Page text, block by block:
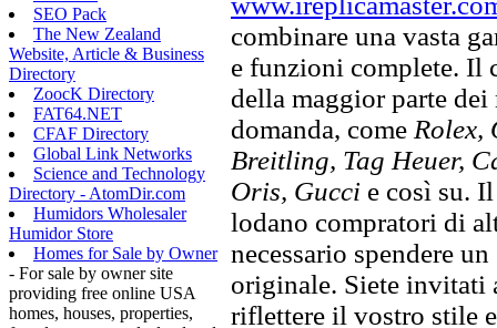
SEO Pack
The New Zealand
Website, Article & Business
Directory
ZoocK Directory
FAT64.NET
CFAF Directory
Global Link Networks
Science and Technology
Directory - AtomDir.com
Humidors Wholesaler
Humidor Store
Homes for Sale by Owner
- For sale by owner site
providing free online USA
homes, houses, properties,
combinare una vasta
e funzioni complete. Il
della maggior parte
domanda, come Rolex,
Breitling, Tag Heuer,
Oris, Gucci e così su.
lodano compratori di
necessario spendere
originale. Siete invitati
riflettere il vostro stile